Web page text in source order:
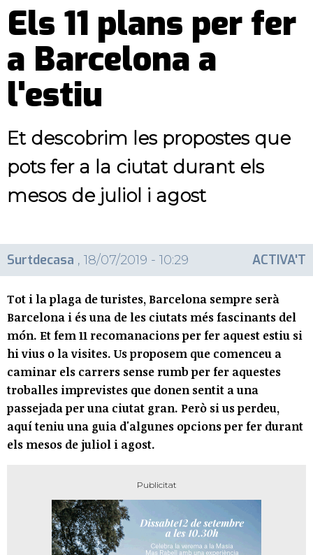
Els 11 plans per fer
a Barcelona a
l'estiu
Et descobrim les propostes que
pots fer a la ciutat durant els
mesos de juliol i agost
Surtdecasa , 18/07/2019 - 10:29 ACTIVA'T
Tot i la plaga de turistes, Barcelona sempre serà
Barcelona i és una de les ciutats més fascinants del
món. Et fem 11 recomanacions per fer aquest estiu si
hi vius o la visites. Us proposem que comenceu a
caminar els carrers sense rumb per fer aquestes
troballes imprevistes que donen sentit a una
passejada per una ciutat gran. Però si us perdeu,
aquí teniu una guia d'algunes opcions per fer durant
els mesos de juliol i agost.